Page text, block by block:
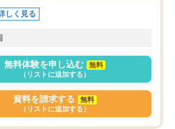
しく見る
無料体験を申し込む
無料
（リストに追加する）
資料を請求する
無料
（リストに追加する）